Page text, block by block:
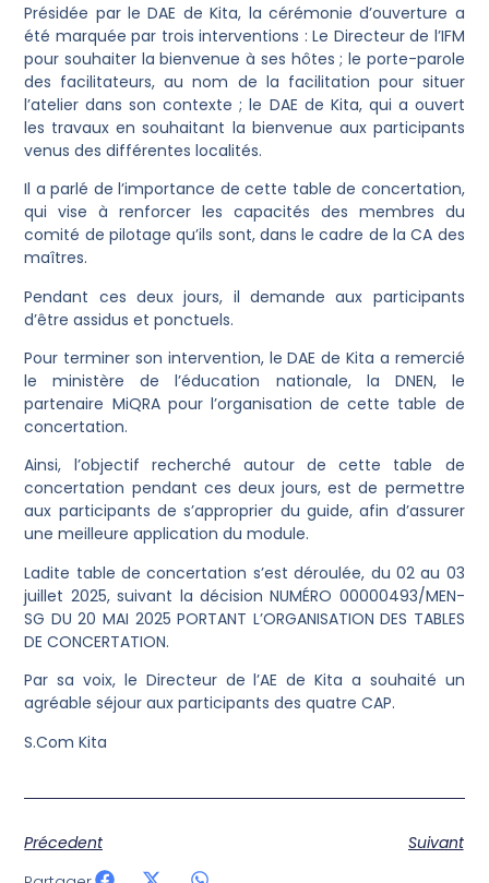
Présidée par le DAE de Kita, la cérémonie d’ouverture a
été marquée par trois interventions : Le Directeur de l’IFM
pour souhaiter la bienvenue à ses hôtes ; le porte-parole
des facilitateurs, au nom de la facilitation pour situer
l’atelier dans son contexte ; le DAE de Kita, qui a ouvert
les travaux en souhaitant la bienvenue aux participants
venus des différentes localités.
Il a parlé de l’importance de cette table de concertation,
qui vise à renforcer les capacités des membres du
comité de pilotage qu’ils sont, dans le cadre de la CA des
maîtres.
Pendant ces deux jours, il demande aux participants
d’être assidus et ponctuels.
Pour terminer son intervention, le DAE de Kita a remercié
le ministère de l’éducation nationale, la DNEN, le
partenaire MiQRA pour l’organisation de cette table de
concertation.
Ainsi, l’objectif recherché autour de cette table de
concertation pendant ces deux jours, est de permettre
aux participants de s’approprier du guide, afin d’assurer
une meilleure application du module.
Ladite table de concertation s’est déroulée, du 02 au 03
juillet 2025, suivant la décision NUMÉRO 00000493/MEN-
SG DU 20 MAI 2025 PORTANT L’ORGANISATION DES TABLES
DE CONCERTATION.
Par sa voix, le Directeur de l’AE de Kita a souhaité un
agréable séjour aux participants des quatre CAP.
S.Com Kita
Précedent
Suivant